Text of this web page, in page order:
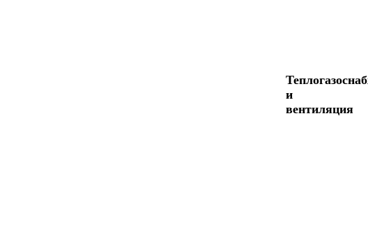
и
вентиляция